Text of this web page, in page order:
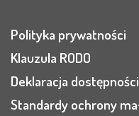
Polityka prywatności
Klauzula RODO
Deklaracja dostępności
Standardy ochrony